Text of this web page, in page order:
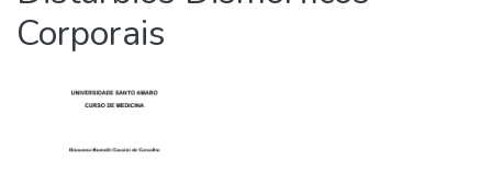
Corporais